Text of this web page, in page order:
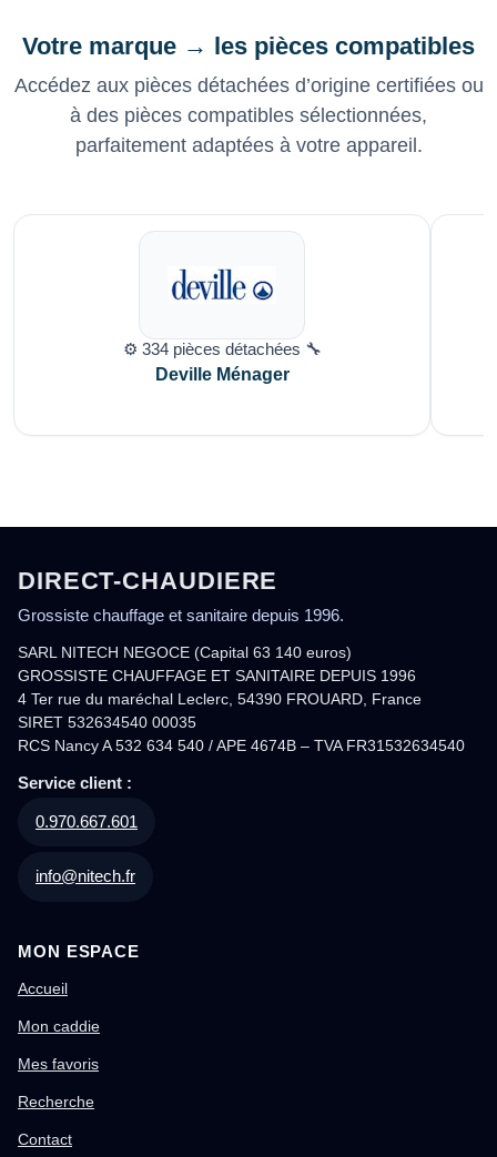
Votre marque → les pièces compatibles
Accédez aux pièces détachées d’origine certifiées ou
à des pièces compatibles sélectionnées,
parfaitement adaptées à votre appareil.
⚙️ 334 pièces détachées 🔧
Deville Ménager
DIRECT-CHAUDIERE
Grossiste chauffage et sanitaire depuis 1996.
SARL NITECH NEGOCE (Capital 63 140 euros)
GROSSISTE CHAUFFAGE ET SANITAIRE DEPUIS 1996
4 Ter rue du maréchal Leclerc, 54390 FROUARD, France
SIRET 532634540 00035
RCS Nancy A 532 634 540 / APE 4674B – TVA FR31532634540
Service client :
0.970.667.601
info@nitech.fr
MON ESPACE
Accueil
Mon caddie
Mes favoris
Recherche
Contact